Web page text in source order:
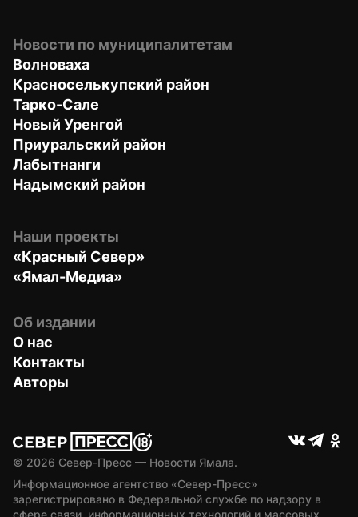
Новости по муниципалитетам
Волноваха
Красноселькупский район
Тарко-Сале
Новый Уренгой
Приуральский район
Лабытнанги
Надымский район
Наши проекты
«Красный Север»
«Ямал-Медиа»
Об издании
О нас
Контакты
Авторы
© 2026 Север-Пресс — Новости Ямала.
Информационное агентство «Север-Пресс»
зарегистрировано в Федеральной службе по надзору в
сфере связи, информационных технологий и массовых